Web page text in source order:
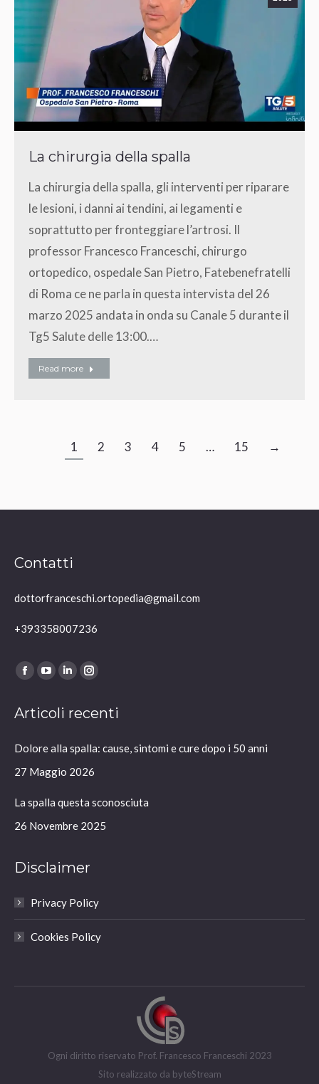
La chirurgia della spalla
La chirurgia della spalla, gli interventi per riparare
le lesioni, i danni ai tendini, ai legamenti e
soprattutto per fronteggiare l’artrosi. Il
professor Francesco Franceschi, chirurgo
ortopedico, ospedale San Pietro, Fatebenefratelli
di Roma ce ne parla in questa intervista del 26
marzo 2025 andata in onda su Canale 5 durante il
Tg5 Salute delle 13:00.…
Read more
1 2 3 4 5 … 15 →
Contatti
dottorfranceschi.ortopedia@gmail.com
+393358007236
Ci puoi trovare su:
Facebook
opens
new
window
YouTube
opens
new
window
Linkedin
opens
new
window
Instagram
opens
new
window
Articoli recenti
Dolore alla spalla: cause, sintomi e cure dopo i 50 anni
27 Maggio 2026
La spalla questa sconosciuta
26 Novembre 2025
Disclaimer
Privacy Policy
Cookies Policy
Ogni diritto riservato Prof. Francesco Franceschi 2023
Sito realizzato da byteStream